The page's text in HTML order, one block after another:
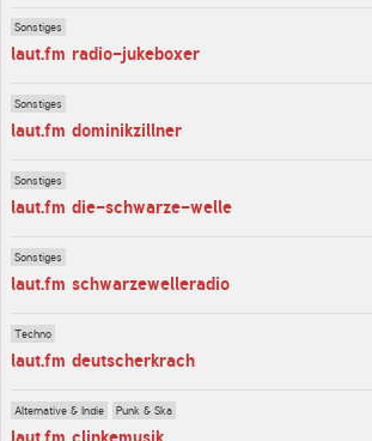
Sonstiges
laut.fm radio-jukeboxer
Sonstiges
laut.fm dominikzillner
Sonstiges
laut.fm die-schwarze-welle
Sonstiges
laut.fm schwarzewelleradio
Techno
laut.fm deutscherkrach
Alternative & Indie Punk & Ska